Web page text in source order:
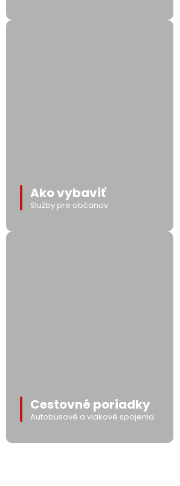
Ako vybaviť
Služby pre občanov
Cestovné poriadky
Autobusové a vlakové spojenia